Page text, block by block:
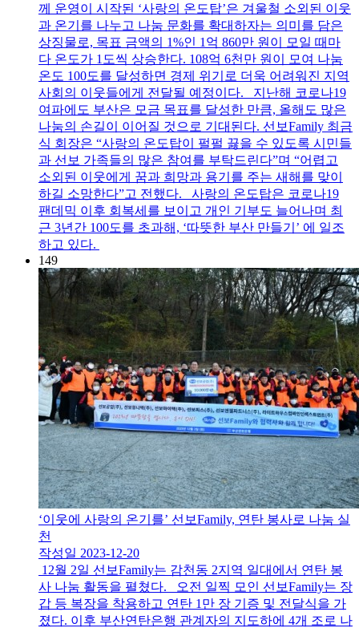
께 운영이 시작된 ‘사랑의 온도탑’은 겨울철 소외된 이웃
과 온기를 나누고 나눔 문화를 확대하자는 의미를 담은
상징물로, 목표 금액의 1%인 1억 860만 원이 모일 때마
다 온도가 1도씩 상승한다. 108억 6천만 원이 모여 나눔
온도 100도를 달성하면 경제 위기로 더욱 어려워진 지역
사회의 이웃들에게 전달될 예정이다. 지난해 코로나19
여파에도 부산은 모금 목표를 달성한 만큼, 올해도 많은
나눔의 손길이 이어질 것으로 기대된다. 선보Family 최금
식 회장은 “사랑의 온도탑이 펄펄 끓을 수 있도록 시민들
과 선보 가족들의 많은 참여를 부탁드린다”며 “어렵고
소외된 이웃에게 꿈과 희망과 용기를 주는 새해를 맞이
하길 소망한다”고 전했다. 사랑의 온도탑은 코로나19
팬데믹 이후 회복세를 보이고 개인 기부도 늘어나며 최
근 3년간 100도를 초과해, ‘따뜻한 부산 만들기’ 에 일조
하고 있다.
149
‘이웃에 사랑의 온기를’ 선보Family, 연탄 봉사로 나눔 실
천
작성일 2023-12-20
12월 2일 선보Family는 감천동 2지역 일대에서 연탄 봉
사 나눔 활동을 펼쳤다. 오전 일찍 모인 선보Family는 장
갑 등 복장을 착용하고 연탄 1만 장 기증 및 전달식을 가
졌다. 이후 부산연탄은행 관계자의 지도하에 4개 조로 나